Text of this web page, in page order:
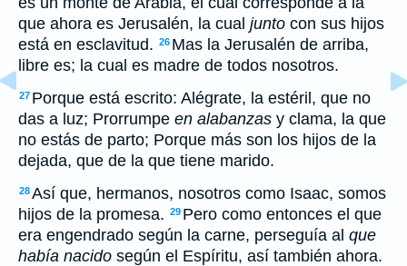
que ahora es Jerusalén, la cual junto con sus hijos
está en esclavitud. 26 Mas la Jerusalén de arriba,
libre es; la cual es madre de todos nosotros.
27 Porque está escrito: Alégrate, la estéril, que no
das a luz; Prorrumpe en alabanzas y clama, la que
no estás de parto; Porque más son los hijos de la
dejada, que de la que tiene marido.
28Así que, hermanos, nosotros como Isaac, somos
hijos de la promesa. 29 Pero como entonces el que
era engendrado según la carne, perseguía al que
había nacido según el Espíritu, así también ahora.